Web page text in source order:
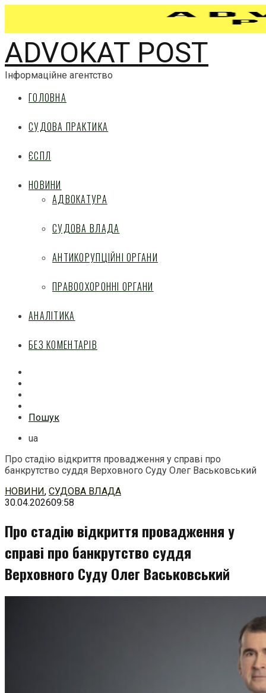
ADVOKAT POST
Інформаційне агентство
ГОЛОВНА
СУДОВА ПРАКТИКА
ЄСПЛ
НОВИНИ
АДВОКАТУРА
СУДОВА ВЛАДА
АНТИКОРУПЦІЙНІ ОРГАНИ
ПРАВООХОРОННІ ОРГАНИ
АНАЛІТИКА
БЕЗ КОМЕНТАРІВ
Пошук
ua
Про стадію відкриття провадження у справі про
банкрутство суддя Верховного Суду Олег Васьковський
Перейти
до
НОВИНИ, СУДОВА ВЛАДА
30.04.202609:58
Про стадію відкриття провадження у
справі про банкрутство суддя
Верховного Суду Олег Васьковський